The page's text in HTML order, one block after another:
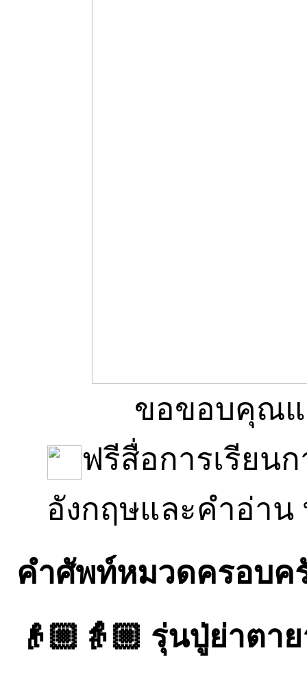
ขอขอบคุณแ
ฟรีสื่อการเรียน
อังกฤษและคำอ่าน
คำศัพท์หมวดครอบค
👴🏼👵🏼 รุ่นปู่ย่าตา